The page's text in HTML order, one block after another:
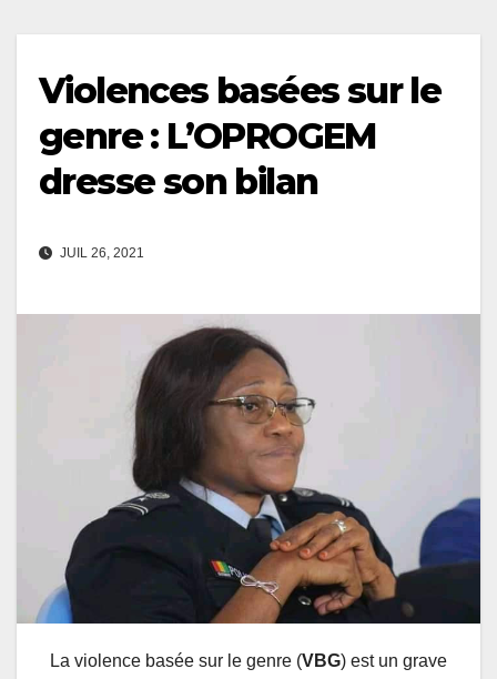
Violences basées sur le
genre : L’OPROGEM
dresse son bilan
JUIL 26, 2021
La violence basée sur le genre (VBG) est un grave